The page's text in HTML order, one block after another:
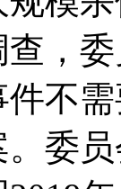
，
件不
委